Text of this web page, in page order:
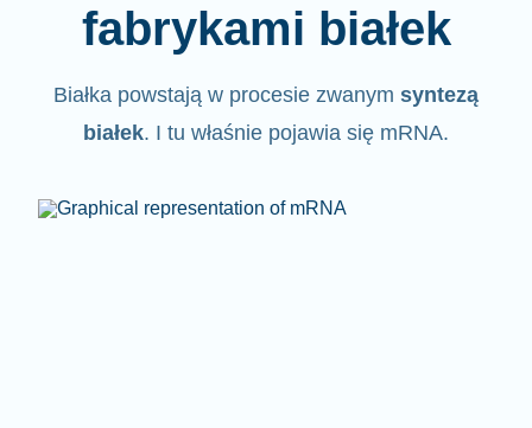
fabrykami białek
Białka powstają w procesie zwanym syntezą
białek. I tu właśnie pojawia się mRNA.